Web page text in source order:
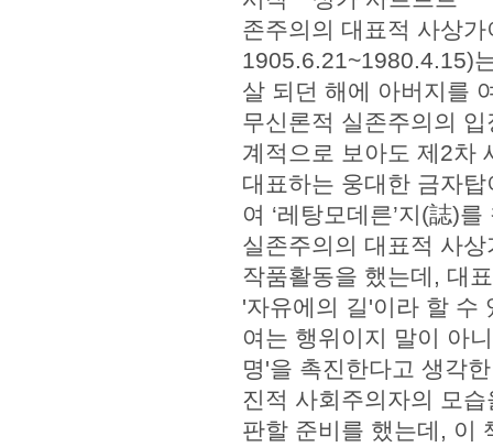
존주의의 대표적 사상
1905.6.21~1980.4.15)
살 되던 해에 아버지를
무신론적 실존주의의
계적으로 보아도 제2차
대표하는 웅대한 금자
여 ‘레탕모데른’지(誌)
실존주의의 대표적 사
작품활동을 했는데, 대
'자유에의 길'이라 할 수
여는 행위이지 말이 아
명'을 촉진한다고 생각
진적 사회주의자의 모
판할 준비를 했는데, 이